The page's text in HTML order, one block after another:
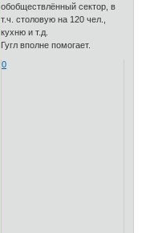
обобществлённый сектор, в
т.ч. столовую на 120 чел.,
кухню и т.д.
Гугл вполне помогает.
0